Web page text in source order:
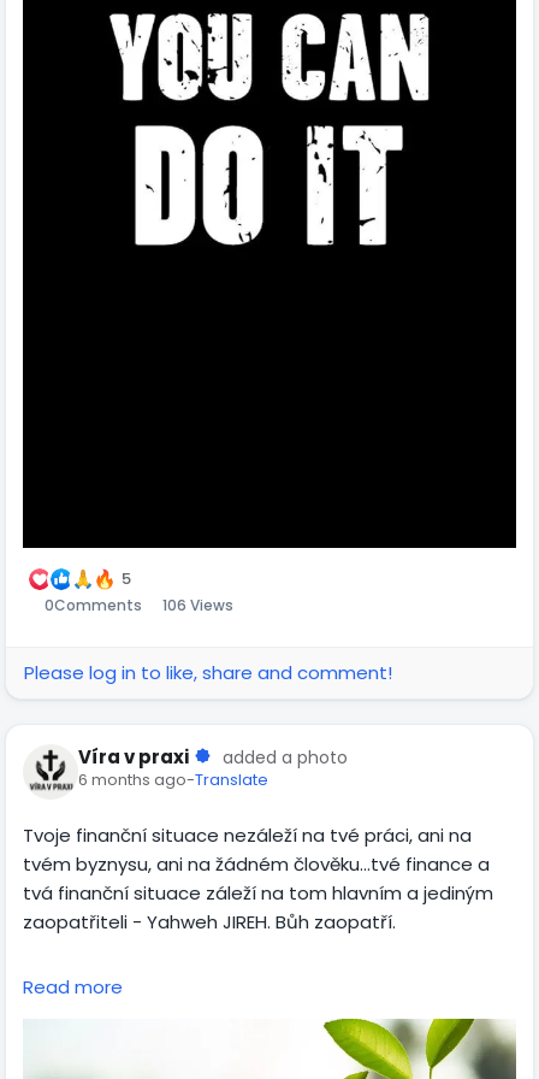
všechny potřebné knížky, pustí si všechny potřebný
videa, ale pak to nepoužije…co se stane? No nic! Ty
kilogramy samy neodejdou. Pouze pokud ty znalosti,
té doby se nic nestane.
Tak je to i s byznysem. Můžeš vědět všechno o tom jak
funguje podnik nějaký, jak se prodáva zboží, ale dokud
5
0Comments 106 Views
Please log in to like, share and comment!
Víra v praxi added a photo
6 months ago-Translate
Tvoje finanční situace nezáleží na tvé práci, ani na
tvém byznysu, ani na žádném člověku…tvé finance a
tvá finanční situace záleží na tom hlavním a jediným
zaopatřiteli - Yahweh JIREH. Bůh zaopatří.
Naším úkolem je být poslušný a plnit ty kroky, které
celý desátek do skladu, ať je potrava v mém domě.
Vyzkoušejte mě takto, praví Hospodin zástupů, zdali
Read more